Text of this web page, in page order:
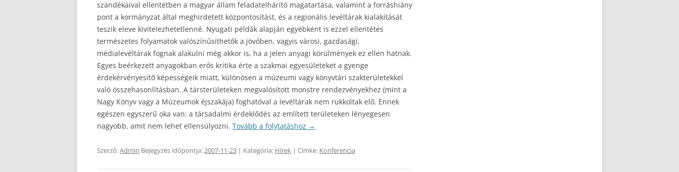
szándékaival ellentétben a magyar állam feladatelhárító magatartása, valamint a forráshiány
pont a kormányzat által meghirdetett központosítást, és a regionális levéltárak kialakítását
teszik eleve kivitelezhetetlenné. Nyugati példák alapján egyébként is ezzel ellentétes
természetes folyamatok valószínűsíthetők a jövőben, vagyis városi, gazdasági,
médialevéltárak fognak alakulni még akkor is, ha a jelen anyagi körülmények ez ellen hatnak.
Egyes beérkezett anyagokban erős kritika érte a szakmai egyesületeket a gyenge
érdekérvényesítő képességeik miatt, különösen a múzeumi vagy könyvtári szakterületekkel
való összehasonlításban. A társterületeken megvalósított monstre rendezvényekhez (mint a
Nagy Könyv vagy a Múzeumok éjszakája) foghatóval a levéltárak nem rukkoltak elő. Ennek
egészen egyszerű oka van: a társadalmi érdeklődés az említett területeken lényegesen
nagyobb, amit nem lehet ellensúlyozni. Tovább a folytatáshoz →
Szerző:Admin Bejegyzés időpontja:2007-11-23 | Kategória: Hírek | Címke: Konferencia